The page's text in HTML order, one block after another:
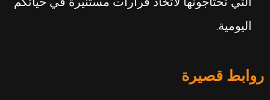
اليومية.
روابط قصيرة